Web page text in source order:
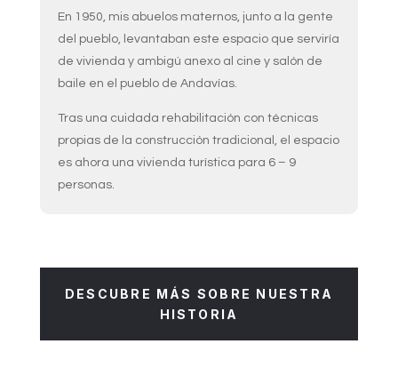
En 1950, mis abuelos maternos, junto a la gente
del pueblo, levantaban este espacio que serviría
de vivienda y ambigú anexo al cine y salón de
baile en el pueblo de Andavías.
Tras una cuidada rehabilitación con técnicas
propias de la construcción tradicional, el espacio
es ahora una vivienda turística para 6 – 9
personas.
DESCUBRE MÁS SOBRE NUESTRA
HISTORIA